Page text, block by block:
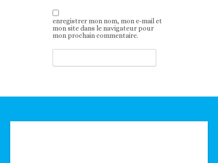
enregistrer mon nom, mon e-mail et
mon site dans le navigateur pour
mon prochain commentaire.